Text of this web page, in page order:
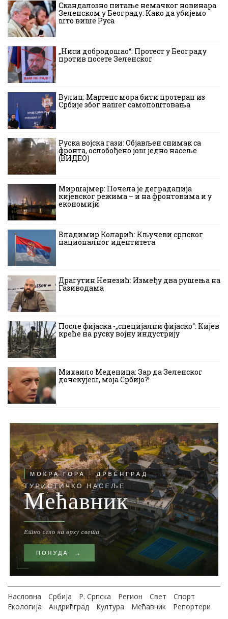
Скандалозно питање немачког новинара
Зеленском у Београду: Како да убијемо
што више Руса
„Ниси добродошао“: Протест у Београду
против посете Зеленског
Вулин: Мартенс мора бити протеран из
Србије због нашег самопоштовања
Руска војска гази: Објављен снимак са
фронта, ослобођено још једно насеље
(ВИДЕО)
Миршајмер: Почела је деградација
кијевског режима – и на фронтовима и у
економији
Владимир Коларић: Кључеви српског
националног идентитета
Драгутин Ненезић: Између два рушења на
Газиводама
После фијаска -„специјални фијаско“: Кијев
креће на руску војну индустрију
Михаило Меденица: Зар да Зеленског
дочекујеш, моја Србијо?!
Насловна Србија Р. Српска Регион Свет
Спорт
Екологија
Андрићград Култура Мећавник
Репортери